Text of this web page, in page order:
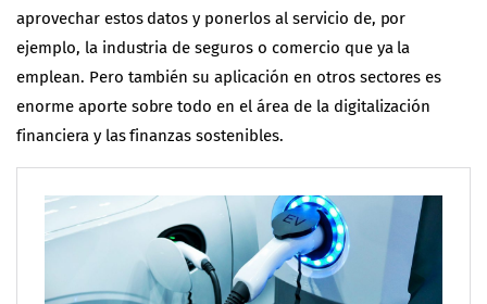
aprovechar estos datos y ponerlos al servicio de, por
ejemplo, la industria de seguros o comercio que ya la
emplean. Pero también su aplicación en otros sectores es
enorme aporte sobre todo en el área de la digitalización
financiera y las finanzas sostenibles.